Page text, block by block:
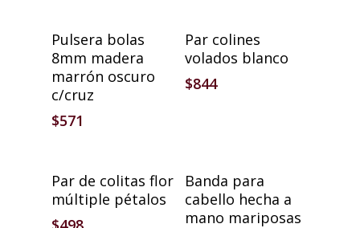
Añadir Al Carrito
Pulsera bolas
8mm madera
marrón oscuro
c/cruz
$571
Añadir Al Carrito
Par colines
volados blanco
$844
Añadir Al Carrito
Par de colitas flor
múltiple pétalos
Añadir Al Carrito
Banda para
cabello hecha a
mano mariposas